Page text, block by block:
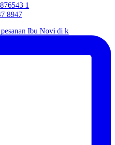
1
8947
Ibu Novi di k